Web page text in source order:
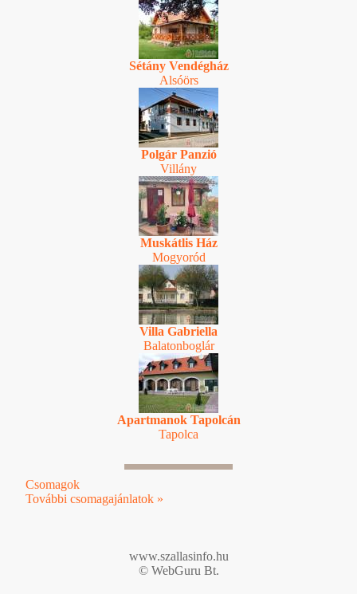
Sétány Vendégház
Alsóörs
Polgár Panzió
Villány
Muskátlis Ház
Mogyoród
Villa Gabriella
Balatonboglár
Apartmanok Tapolcán
Tapolca
Csomagok
További csomagajánlatok »
www.szallasinfo.hu
© WebGuru Bt.